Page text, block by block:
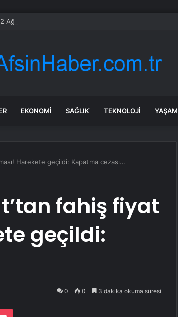
Ağustos’taki kazanç raporuyla %10 hareket edebilir
EKONOMI SAĞLIK TEKNOLOJI YAŞAM
Harekete geçildi: Kapatma cezası…
fahiş fiyat
geçildi:
0 0 3 dakika okuma süresi
Pocket